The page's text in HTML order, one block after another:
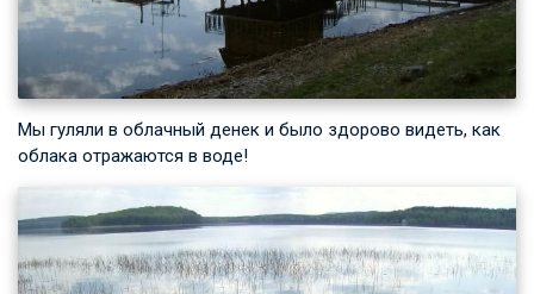
Мы гуляли в облачный денек и было здорово видеть, как
облака отражаются в воде!